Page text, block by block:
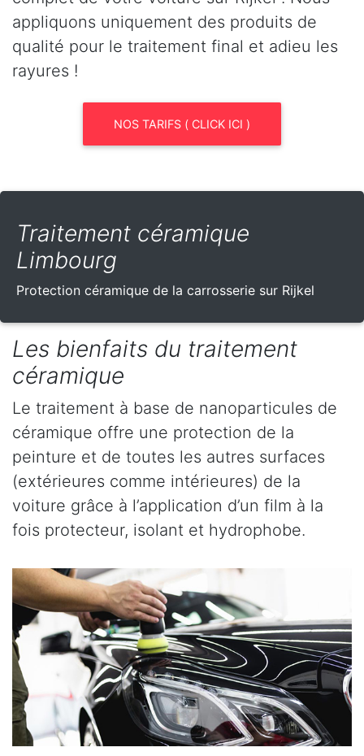
appliquons uniquement des produits de
qualité pour le traitement final et adieu les
rayures !
NOS TARIFS ( CLICK ICI )
Traitement céramique
Limbourg
Protection céramique de la carrosserie sur Rijkel
Les bienfaits du traitement
céramique
Le traitement à base de nanoparticules de
céramique offre une protection de la
peinture et de toutes les autres surfaces
(extérieures comme intérieures) de la
voiture grâce à l’application d’un film à la
fois protecteur, isolant et hydrophobe.